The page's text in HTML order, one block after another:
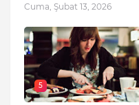
Cuma, Şubat 13, 2026
5